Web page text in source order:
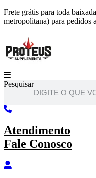
Ir
para
conteúdo
Frete grátis para toda
metropolitana) para pedidos
Pesquisar
Atendimento
Fale Conosco